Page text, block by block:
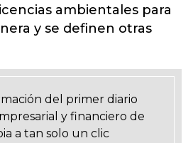
ambientales para
y se definen otras
del primer diario
y financiero de
a tan solo un clic